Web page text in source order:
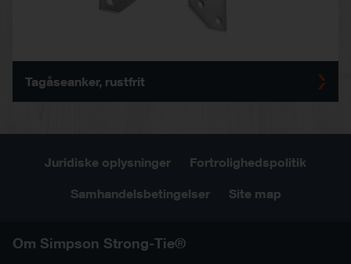
Tagåseanker, rustfrit
Juridiske oplysninger Fortrolighedspolitik
Samhandelsbetingelser Site map
Om Simpson Strong-Tie®